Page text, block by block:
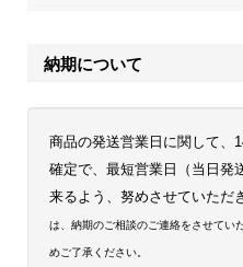
納期について
商品の発送営業日に関して、
確定で、最短営業日（当日発
来るよう、努めさせていただ
は、納期のご相談のご連絡をさせてい
めご了承ください。